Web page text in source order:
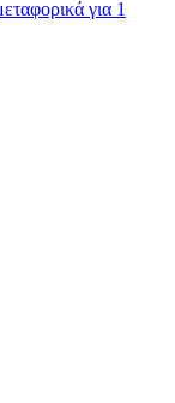
για 1